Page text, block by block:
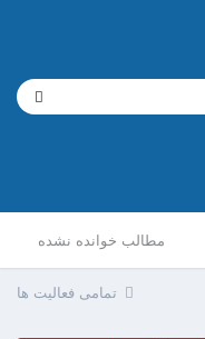
مطالب خوانده نشده
تمامی فعالیت ها